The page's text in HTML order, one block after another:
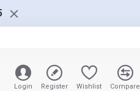
Login Register Wishlist Compare